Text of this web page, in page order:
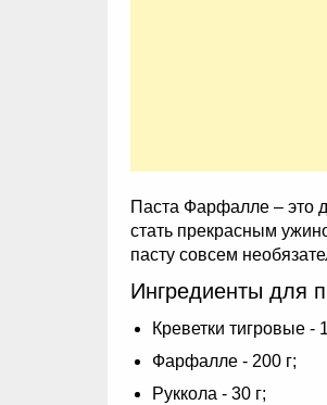
Паста Фарфалле – это
стать прекрасным
пасту совсем
Ингредиенты для
Креветки тигровые
Фарфалле - 200 г;
Руккола - 30 г;